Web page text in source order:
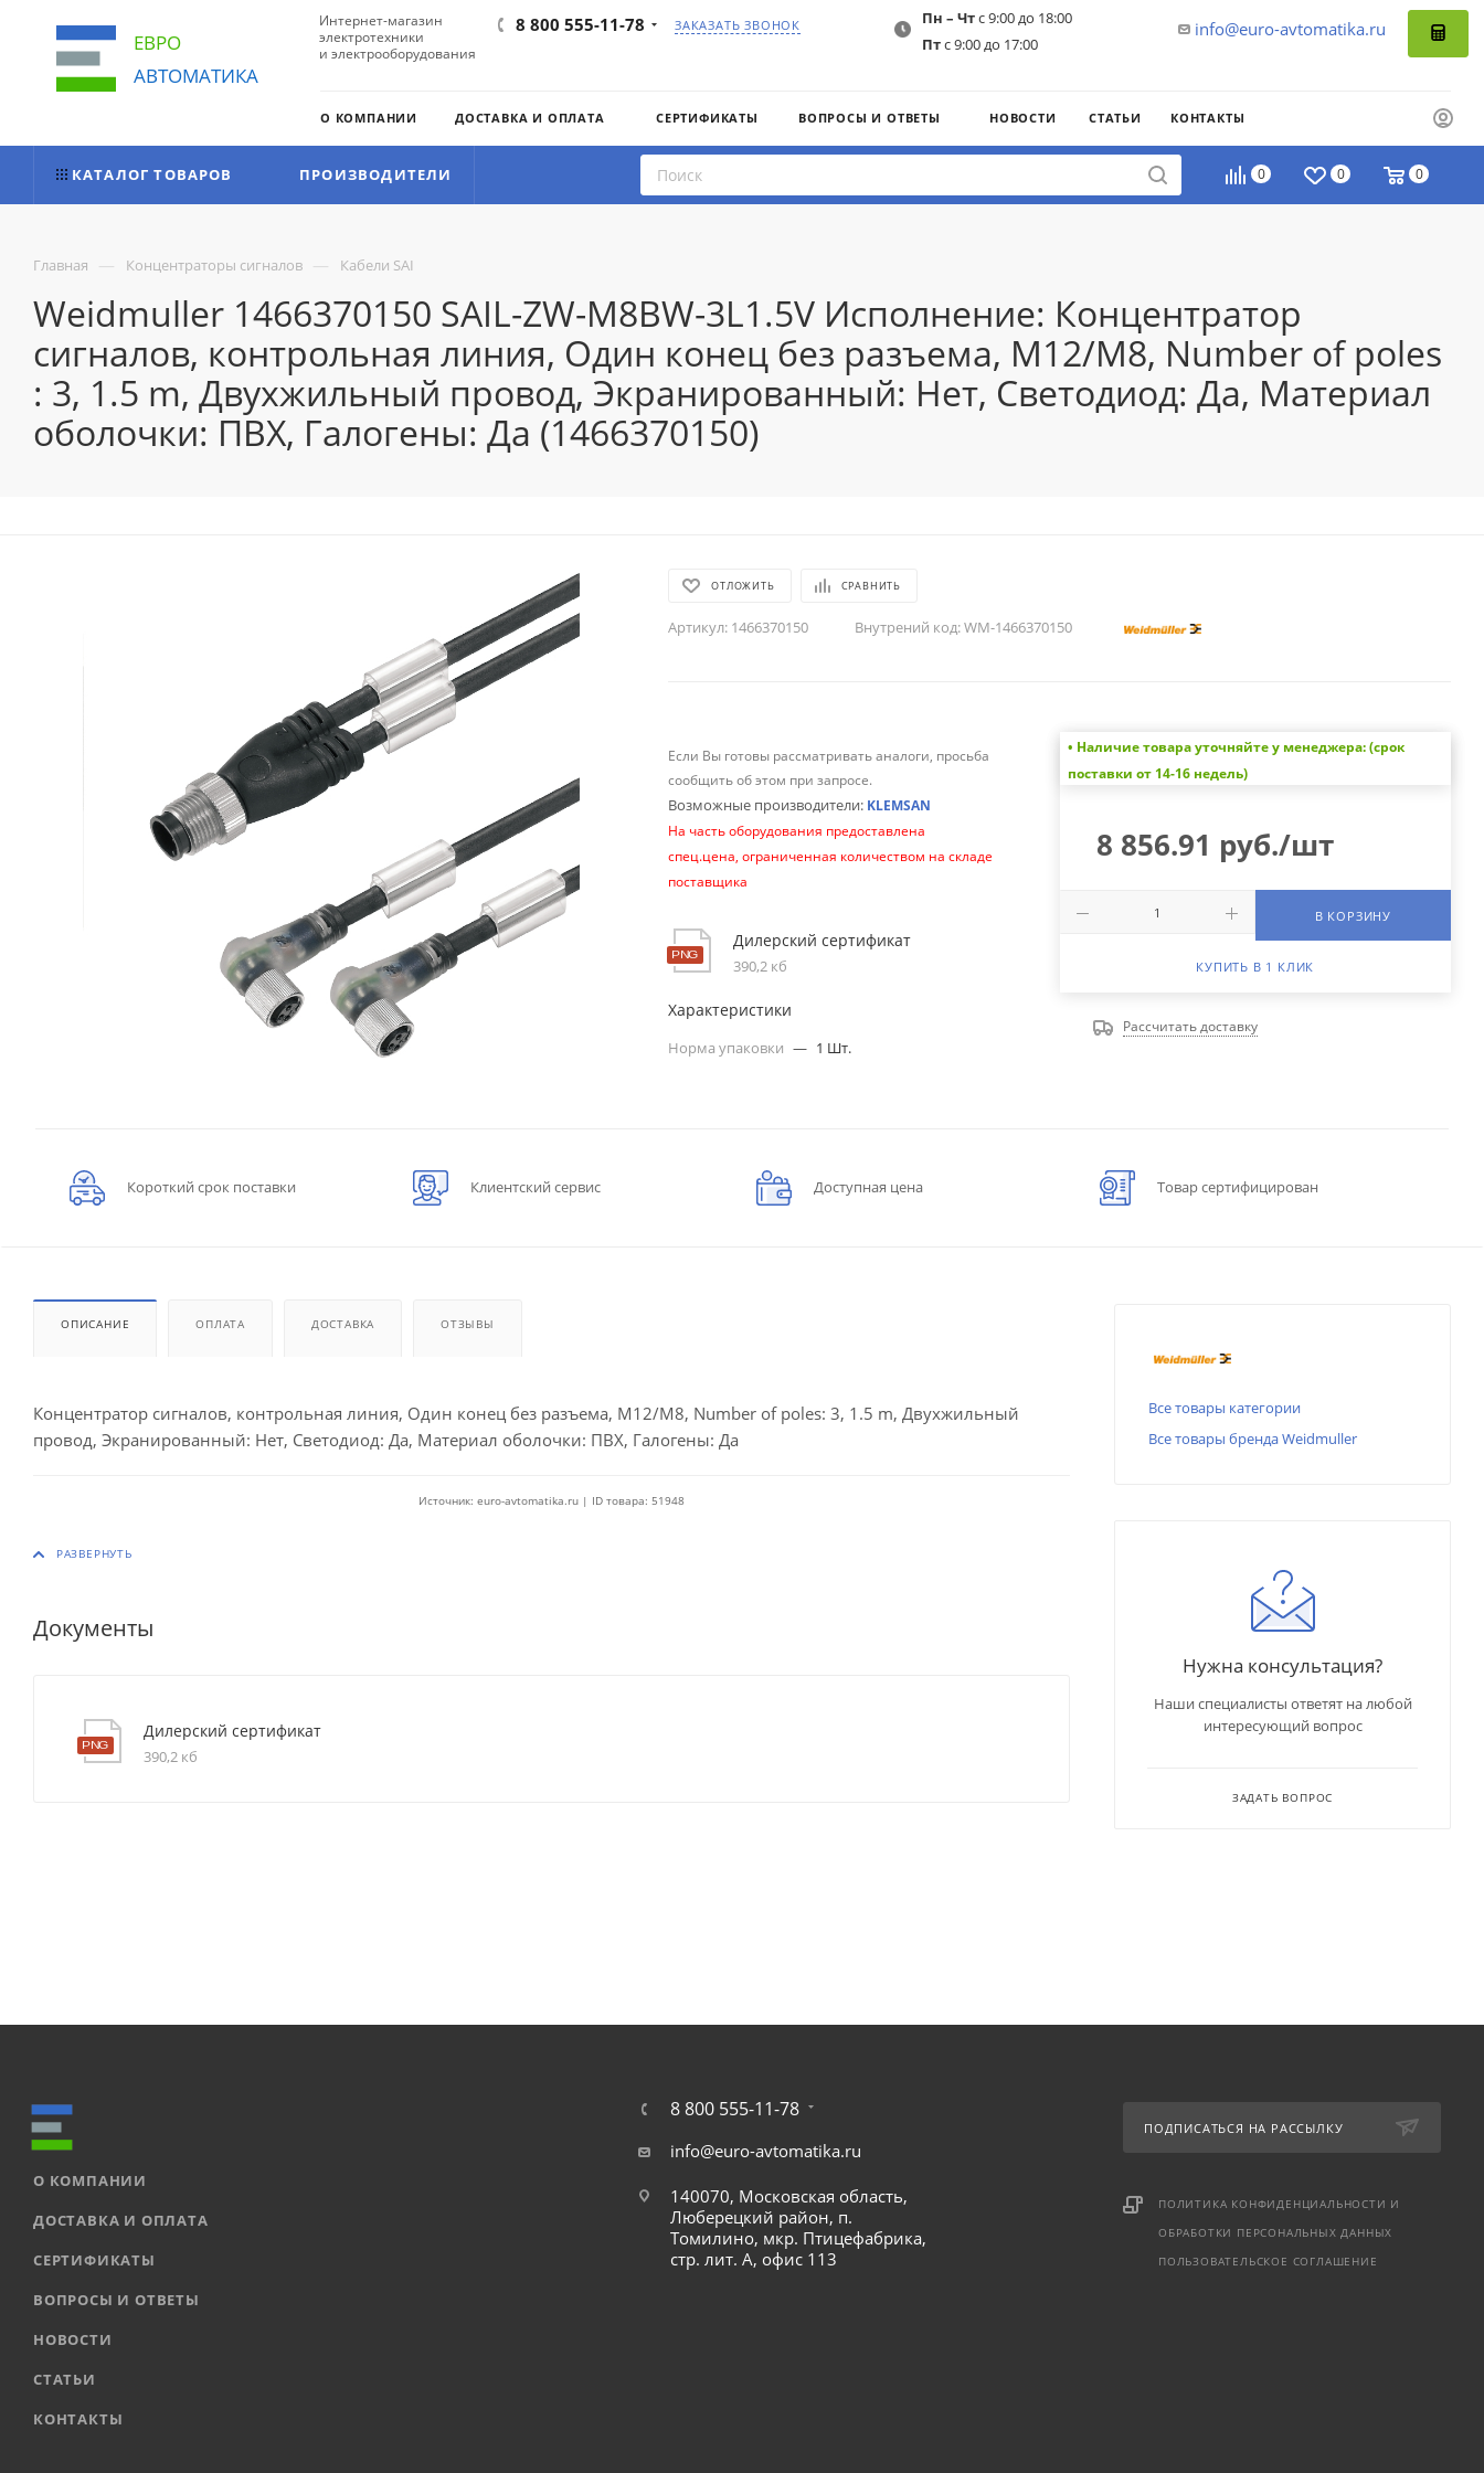
ЕВРО
АВТОМАТИКА
Интернет-магазин
электротехники
и электрооборудования
8 800 555-11-78 ЗАКАЗАТЬ ЗВОНОК info@euro-avtomatika.ru
Пн – Чтс 9:00 до 18:00
Птс 9:00 до 17:00
О КОМПАНИИ ДОСТАВКА И ОПЛАТА СЕРТИФИКАТЫ ВОПРОСЫ И ОТВЕТЫ НОВОСТИ СТАТЬИ КОНТАКТЫ
0 0 0
КАТАЛОГ ТОВАРОВ ПРОИЗВОДИТЕЛИ
Главная — Концентраторы сигналов — Кабели SAI
Weidmuller 1466370150 SAIL-ZW-M8BW-3L1.5V Исполнение: Концентратор
сигналов, контрольная линия, Один конец без разъема, M12/M8, Number of poles
: 3, 1.5 m, Двухжильный провод, Экранированный: Нет, Светодиод: Да, Материал
оболочки: ПВХ, Галогены: Да (1466370150)
ОТЛОЖИТЬ СРАВНИТЬ
Артикул: 1466370150 Внутрений код:WM-1466370150
Если Вы готовы рассматривать аналоги, просьба
сообщить об этом при запросе.
Возможные производители: KLEMSAN
На часть оборудования предоставлена
спец.цена, ограниченная количеством на складе
поставщика
Дилерский сертификат
390,2 кб
Характеристики
Норма упаковки — 1 Шт.
• Наличие товара уточняйте у менеджера: (срок
поставки от 14-16 недель)
8 856.91 руб./шт
В КОРЗИНУ
КУПИТЬ В 1 КЛИК
Рассчитать доставку
Короткий срок поставки Клиентский сервис Доступная цена Товар сертифицирован
ОПИСАНИЕ ОПЛАТА ДОСТАВКА ОТЗЫВЫ
Концентратор сигналов, контрольная линия, Один конец без разъема, M12/M8, Number of poles: 3, 1.5 m, Двухжильный
провод, Экранированный: Нет, Светодиод: Да, Материал оболочки: ПВХ, Галогены: Да
Источник: euro-avtomatika.ru | ID товара: 51948
Документы
Дилерский сертификат
390,2 кб
Все товары категории
Все товары бренда Weidmuller
Нужна консультация?
Наши специалисты ответят на любой
интересующий вопрос
ЗАДАТЬ ВОПРОС
О КОМПАНИИ
ДОСТАВКА И ОПЛАТА
СЕРТИФИКАТЫ
ВОПРОСЫ И ОТВЕТЫ
НОВОСТИ
СТАТЬИ
КОНТАКТЫ
8 800 555-11-78
info@euro-avtomatika.ru
140070, Московская область,
Люберецкий район, п.
Томилино, мкр. Птицефабрика,
стр. лит. А, офис 113
ПОДПИСАТЬСЯ НА РАССЫЛКУ
ПОЛИТИКА КОНФИДЕНЦИАЛЬНОСТИ И
ОБРАБОТКИ ПЕРСОНАЛЬНЫХ ДАННЫХ
ПОЛЬЗОВАТЕЛЬСКОЕ СОГЛАШЕНИЕ